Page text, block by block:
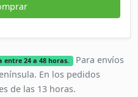
entre 24 a 48 horas.
Para envíos
En los pedidos
de las 13 horas.